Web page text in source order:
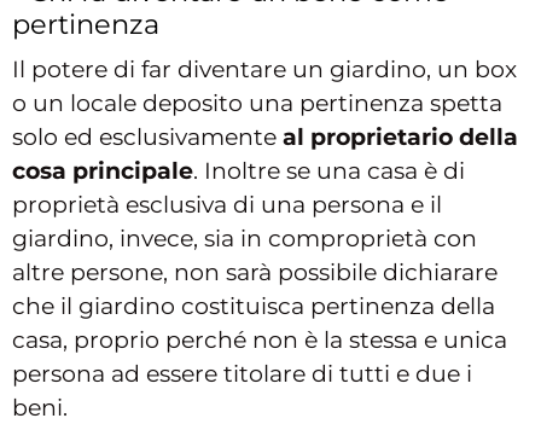
pertinenza
Il potere di far diventare un giardino, un box
o un locale deposito una pertinenza spetta
solo ed esclusivamente al proprietario della
cosa principale. Inoltre se una casa è di
proprietà esclusiva di una persona e il
giardino, invece, sia in comproprietà con
altre persone, non sarà possibile dichiarare
che il giardino costituisca pertinenza della
casa, proprio perché non è la stessa e unica
persona ad essere titolare di tutti e due i
beni.